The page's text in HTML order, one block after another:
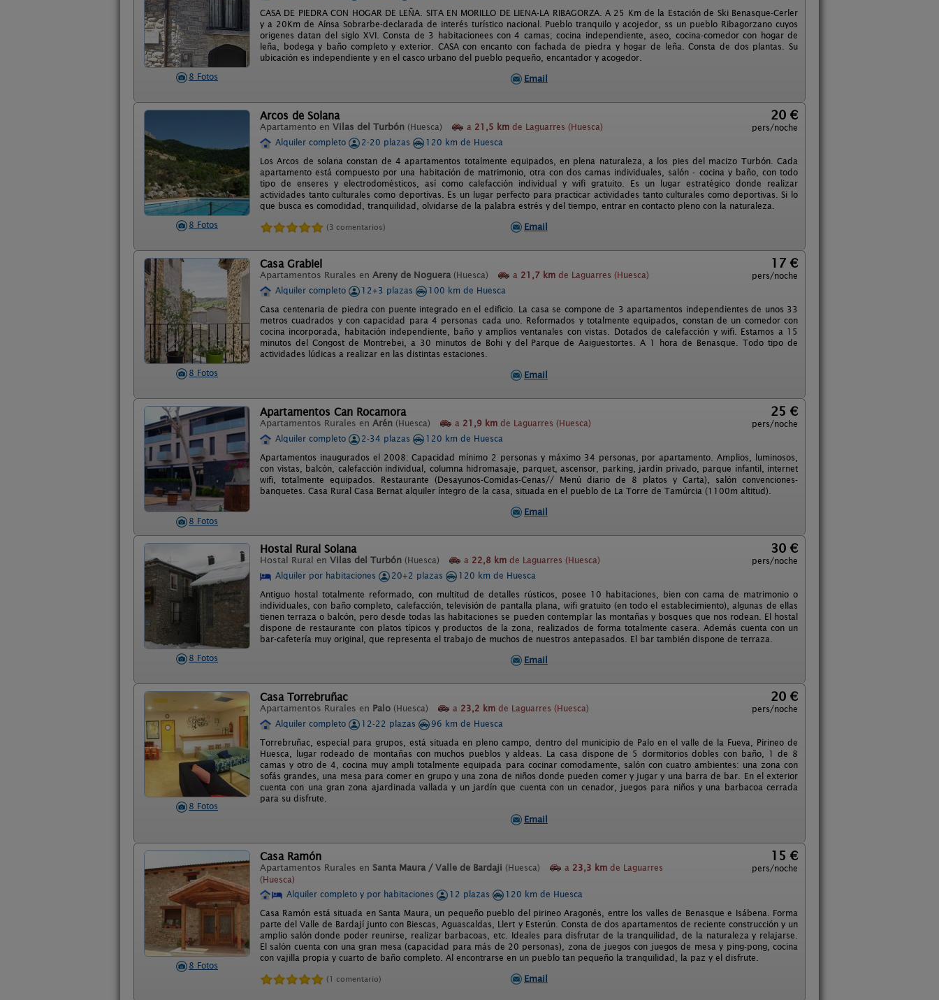
8 Fotos
CASA DE PIEDRA CON HOGAR DE LEÑA. SITA EN MORILLO DE LIENA-LA RIBAGORZA. A 25 Km de la Estación de Ski Benasque-Cerler
y a 20Km de Aínsa Sobrarbe-declarada de interés turístico nacional. Pueblo tranquilo y acojedor, ss un pueblo Ribagorzano cuyos
origenes datan del siglo XVI. Consta de 3 habitacionees con 4 camas; cocina independiente, aseo, cocina-comedor con hogar de
leña, bodega y baño completo y exterior. CASA con encanto con fachada de piedra y hogar de leña. Consta de dos plantas. Su
ubicación es independiente y en el casco urbano del pueblo pequeño, encantador y acogedor.
Email
8 Fotos
Arcos de Solana
Apartamento en Vilas del Turbón (Huesca) a 21,5 km de Laguarres (Huesca)
20 €
pers/noche
Alquiler completo
2-20 plazas
120 km de Huesca
Los Arcos de solana constan de 4 apartamentos totalmente equipados, en plena naturaleza, a los pies del macizo Turbón. Cada
apartamento está compuesto por una habitación de matrimonio, otra con dos camas individuales, salón - cocina y baño, con todo
tipo de enseres y electrodomésticos, así como calefacción individual y wifi gratuito. Es un lugar estratégico donde realizar
actividades tanto culturales como deportivas. Es un lugar perfecto para practicar actividades tanto culturales como deportivas. Si lo
que busca es comodidad, tranquilidad, olvidarse de la palabra estrés y del tiempo, entrar en contacto pleno con la naturaleza.
(3 comentarios) Email
8 Fotos
Casa Grabiel
Apartamentos Rurales en Areny de Noguera (Huesca) a 21,7 km de Laguarres (Huesca)
17 €
pers/noche
Alquiler completo
12+3 plazas
100 km de Huesca
Casa centenaria de piedra con puente integrado en el edificio. La casa se compone de 3 apartamentos independientes de unos 33
metros cuadrados y con capacidad para 4 personas cada uno. Reformados y totalmente equipados, constan de un comedor con
cocina incorporada, habitación independiente, baño y amplios ventanales con vistas. Dotados de calefacción y wifi. Estamos a 15
minutos del Congost de Montrebei, a 30 minutos de Bohi y del Parque de Aaiguestortes. A 1 hora de Benasque. Todo tipo de
actividades lúdicas a realizar en las distintas estaciones.
Email
8 Fotos
Apartamentos Can Rocamora
Apartamentos Rurales en Arén (Huesca) a 21,9 km de Laguarres (Huesca)
25 €
pers/noche
Alquiler completo
2-34 plazas
120 km de Huesca
Apartamentos inaugurados el 2008: Capacidad mínimo 2 personas y máximo 34 personas, por apartamento. Amplios, luminosos,
con vistas, balcón, calefacción individual, columna hidromasaje, parquet, ascensor, parking, jardín privado, parque infantil, internet
wifi, totalmente equipados. Restaurante (Desayunos-Comidas-Cenas// Menú diario de 8 platos y Carta), salón convenciones-
banquetes. Casa Rural Casa Bernat alquiler íntegro de la casa, situada en el pueblo de La Torre de Tamúrcia (1100m altitud).
Email
8 Fotos
Hostal Rural Solana
Hostal Rural en Vilas del Turbón (Huesca) a 22,8 km de Laguarres (Huesca)
30 €
pers/noche
Alquiler por habitaciones
20+2 plazas
120 km de Huesca
Antiguo hostal totalmente reformado, con multitud de detalles rústicos, posee 10 habitaciones, bien con cama de matrimonio o
individuales, con baño completo, calefacción, televisión de pantalla plana, wifi gratuito (en todo el establecimiento), algunas de ellas
tienen terraza o balcón, pero desde todas las habitaciones se pueden contemplar las montañas y bosques que nos rodean. El hostal
dispone de restaurante con platos típicos y productos de la zona, realizados de forma totalmente casera. Además cuenta con un
bar-cafetería muy original, que representa el trabajo de muchos de nuestros antepasados. El bar también dispone de terraza.
Email
8 Fotos
Casa Torrebruñac
Apartamentos Rurales en Palo (Huesca) a 23,2 km de Laguarres (Huesca)
20 €
pers/noche
Alquiler completo
12-22 plazas
96 km de Huesca
Torrebruñac, especial para grupos, está situada en pleno campo, dentro del municipio de Palo en el valle de la Fueva, Pirineo de
Huesca, lugar rodeado de montañas con muchos pueblos y aldeas. La casa dispone de 5 dormitorios dobles con baño, 1 de 8
camas y otro de 4, cocina muy ampli totalmente equipada para cocinar comodamente, salón con cuatro ambientes: una zona con
sofás grandes, una mesa para comer en grupo y una zona de niños donde pueden comer y jugar y una barra de bar. En el exterior
cuenta con una gran zona ajardinada vallada y un jardín que cuenta con un cenador, juegos para niños y una barbacoa cerrada
para su disfrute.
Email
8 Fotos
Casa Ramón
Apartamentos Rurales en Santa Maura / Valle de Bardaji (Huesca) a 23,3 km de Laguarres
(Huesca)
15 €
pers/noche
Alquiler completo y por habitaciones 12 plazas
120 km de Huesca
Casa Ramón está situada en Santa Maura, un pequeño pueblo del pirineo Aragonés, entre los valles de Benasque e Isábena. Forma
parte del Valle de Bardají junto con Biescas, Aguascaldas, Llert y Esterún. Consta de dos apartamentos de reciente construcción y un
amplio salón donde poder reunirse, realizar barbacoas, etc. Ideales para disfrutar de la tranquilidad, de la naturaleza y relajarse.
El salón cuenta con una gran mesa (capacidad para más de 20 personas), zona de juegos con juegos de mesa y ping-pong, cocina
con vajilla propia y cuarto de baño completo. Al encontrarse en un pueblo tan pequeño la tranquilidad, la paz y el disfrute.
(1 comentario) Email